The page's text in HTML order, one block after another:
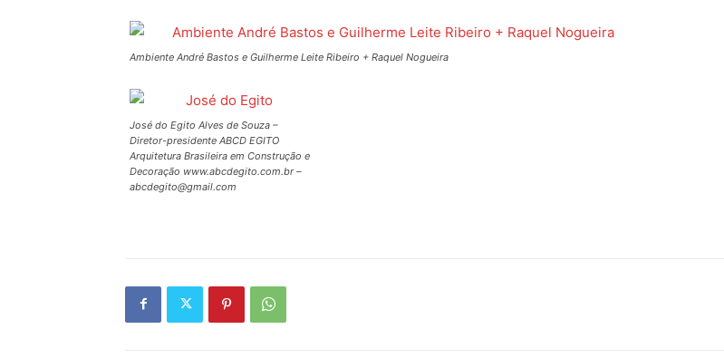
Ambiente André Bastos e Guilherme Leite Ribeiro + Raquel Nogueira
José do Egito Alves de Souza –
Diretor-presidente ABCD EGITO
Arquitetura Brasileira em Construção e
Decoração www.abcdegito.com.br –
abcdegito@gmail.com